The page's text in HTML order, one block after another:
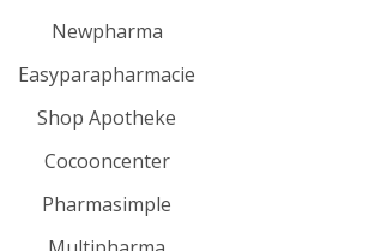
Newpharma
Easyparapharmacie
Shop Apotheke
Cocooncenter
Pharmasimple